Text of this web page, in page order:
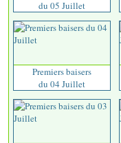
du 05 Juillet
Premiers baisers
du 04 Juillet